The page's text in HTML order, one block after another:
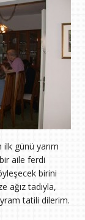
ilk günü yarım
aile ferdi
birini
ağız tadıyla,
tatili dilerim.